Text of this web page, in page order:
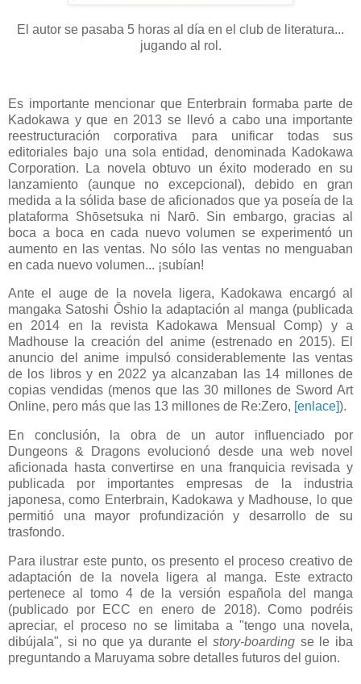
El autor se pasaba 5 horas al día en el club de literatura...
jugando al rol.
Es importante mencionar que Enterbrain formaba parte de
Kadokawa y que en 2013 se llevó a cabo una importante
reestructuración corporativa para unificar todas sus
editoriales bajo una sola entidad, denominada Kadokawa
Corporation. La novela obtuvo un éxito moderado en su
lanzamiento (aunque no excepcional), debido en gran
medida a la sólida base de aficionados que ya poseía de la
plataforma Shōsetsuka ni Narō. Sin embargo, gracias al
boca a boca en cada nuevo volumen se experimentó un
aumento en las ventas. No sólo las ventas no menguaban
en cada nuevo volumen... ¡subían!
Ante el auge de la novela ligera, Kadokawa encargó al
mangaka Satoshi Ōshio la adaptación al manga (publicada
en 2014 en la revista Kadokawa Mensual Comp) y a
Madhouse la creación del anime (estrenado en 2015). El
anuncio del anime impulsó considerablemente las ventas
de los libros y en 2022 ya alcanzaban las 14 millones de
copias vendidas (menos que las 30 millones de Sword Art
Online, pero más que las 13 millones de Re:Zero, [enlace]).
En conclusión, la obra de un autor influenciado por
Dungeons & Dragons evolucionó desde una web novel
aficionada hasta convertirse en una franquicia revisada y
publicada por importantes empresas de la industria
japonesa, como Enterbrain, Kadokawa y Madhouse, lo que
permitió una mayor profundización y desarrollo de su
trasfondo.
Para ilustrar este punto, os presento el proceso creativo de
adaptación de la novela ligera al manga. Este extracto
pertenece al tomo 4 de la versión española del manga
(publicado por ECC en enero de 2018). Como podréis
apreciar, el proceso no se limitaba a "tengo una novela,
dibújala", si no que ya durante elstory-boarding se le iba
preguntando a Maruyama sobre detalles futuros del guion.